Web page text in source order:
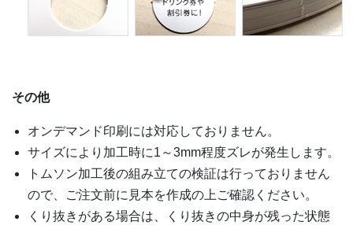
その他
オンデマンド印刷には対応しておりません。
サイズにより加工時に1～3mm程度ズレが発生します。
トムソン加工後の組み立ての検証は行っておりません
ので、ご注文前に見本を作成の上ご確認ください。
くり抜きがある場合は、くり抜きの中身が残った状態